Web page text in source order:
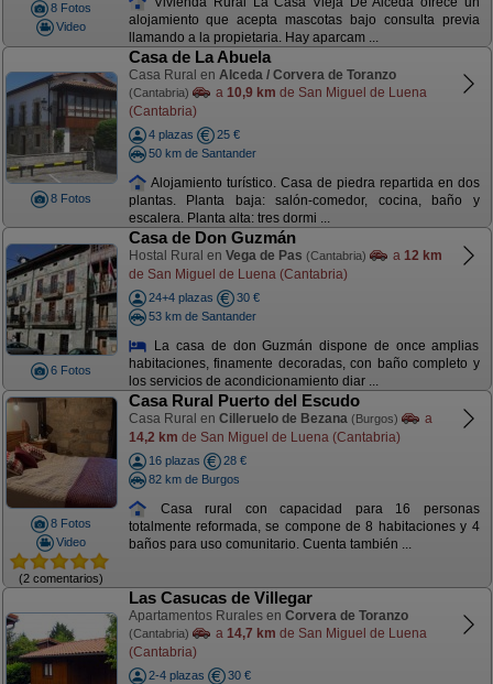
8 Fotos
Video
alojamiento que acepta mascotas bajo consulta previa
llamando a la propietaria. Hay aparcam ...
8 Fotos
Casa de La Abuela
Casa Rural en Alceda / Corvera de Toranzo
(Cantabria) a 10,9 km de San Miguel de Luena
(Cantabria)
4 plazas
25 €
50 km de Santander
Alojamiento turístico. Casa de piedra repartida en dos
plantas. Planta baja: salón-comedor, cocina, baño y
escalera. Planta alta: tres dormi ...
6 Fotos
Casa de Don Guzmán
Hostal Rural en Vega de Pas (Cantabria) a 12 km
de San Miguel de Luena (Cantabria)
24+4 plazas
30 €
53 km de Santander
La casa de don Guzmán dispone de once amplias
habitaciones, finamente decoradas, con baño completo y
los servicios de acondicionamiento diar ...
8 Fotos
Video
(2 comentarios)
Casa Rural Puerto del Escudo
Casa Rural en Cilleruelo de Bezana (Burgos)
a
14,2 km de San Miguel de Luena (Cantabria)
16 plazas
28 €
82 km de Burgos
Casa rural con capacidad para 16 personas
totalmente reformada, se compone de 8 habitaciones y 4
baños para uso comunitario. Cuenta también ...
Las Casucas de Villegar
Apartamentos Rurales en Corvera de Toranzo
(Cantabria) a 14,7 km de San Miguel de Luena
(Cantabria)
2-4 plazas
30 €